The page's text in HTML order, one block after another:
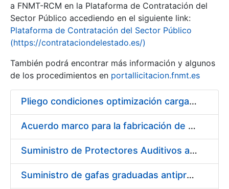
Mostra/Amaga
a FNMT-RCM en la Plataforma de Contratación del
Sector Público accediendo en el siguiente link:
Plataforma de Contratación del Sector Público
(https://contrataciondelestado.es/)
También podrá encontrar más información y algunos
de los procedimientos en portallicitacion.fnmt.es
Pliego condiciones optimización cargas compras firmado
Acuerdo marco para la fabricación de piezas
Suministro de Protectores Auditivos a medida para las personas trabajadoras de los Centros de Trabajo de Madrid y Burgos
Suministro de gafas graduadas antiproyecciones para los trabajadores de la FNMT-RCM en los centros de trabajo de Madrid y Burgos